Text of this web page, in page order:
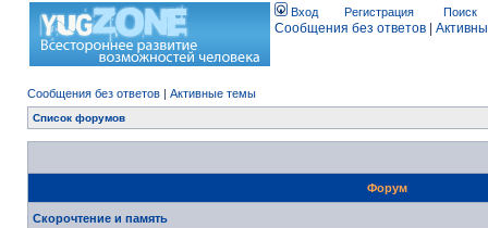
Вход Регистрация Поиск
Сообщения без ответов
Сообщения без ответов | Активные темы
Список форумов
Форум
Скорочтение и память